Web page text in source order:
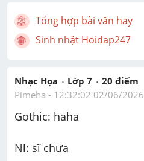
Tổng hợp bài văn hay
Sinh nhật Hoidap247
Nhạc Họa Lớp 7 20 điểm
Pimeha - 12:32:02 02/06/2026
Gothic: haha
Nl: sĩ chưa